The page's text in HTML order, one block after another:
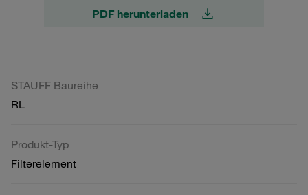
PDF herunterladen
STAUFF Baureihe
RL
Produkt-Typ
Filterelement